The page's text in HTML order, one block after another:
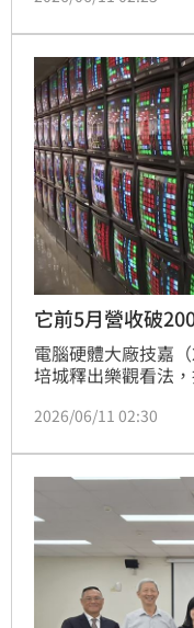
基金預計進帳近百
入袋。台積電穩健
領頭羊實力。
它前5月營收破
電腦硬體大廠技嘉
培城釋出樂觀看法
於去年，第2季營運
14.5元、跌幅
2026/06/11 02:30